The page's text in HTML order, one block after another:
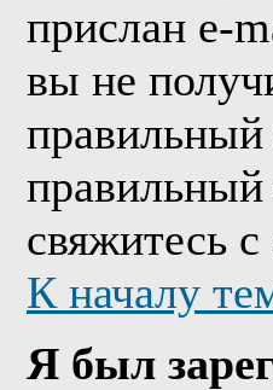
прислан e-
вы не
свяжитесь
К началу
Я был